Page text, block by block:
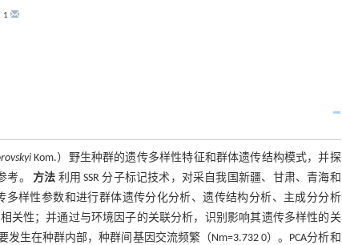
1
Kom.）野生种群的遗传多样性特征和群体遗传结构模式，并探
考。 方法 利用 SSR 分子标记技术，对采自我国新疆、甘肃、青海和
样性参数和进行群体遗传分化分析、遗传结构分析、主成分分析
关性；并通过与环境因子的关联分析，识别影响其遗传多样性的关
生在种群内部，种群间基因交流频繁（Nm=3.732 0）。PCA分析和